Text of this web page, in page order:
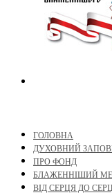
ГОЛОВНА
ДУХОВНИЙ
ПРО ФОНД
БЛАЖЕННІШИЙ
ВІД СЕРЦЯ ДО